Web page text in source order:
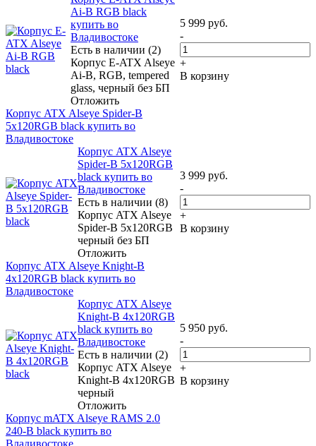
Ai-B RGB black
купить во
Владивостоке
Есть в наличии (2)
Корпус E-ATX Alseye
Ai-B, RGB, tempered
glass, черный без БП
Отложить
5 999 руб.
-
+
В корзину
Корпус ATX Alseye Spider-B
5x120RGB black купить во
Владивостоке
Корпус ATX Alseye
Spider-B 5x120RGB
black купить во
Владивостоке
Есть в наличии (8)
Корпус ATX Alseye
Spider-B 5x120RGB
черный без БП
Отложить
3 999 руб.
-
+
В корзину
Корпус ATX Alseye Knight-B
4x120RGB black купить во
Владивостоке
Корпус ATX Alseye
Knight-B 4x120RGB
black купить во
Владивостоке
Есть в наличии (2)
Корпус ATX Alseye
Knight-B 4x120RGB
черный
Отложить
5 950 руб.
-
+
В корзину
Корпус mATX Alseye RAMS 2.0
240-B black купить во
Владивостоке